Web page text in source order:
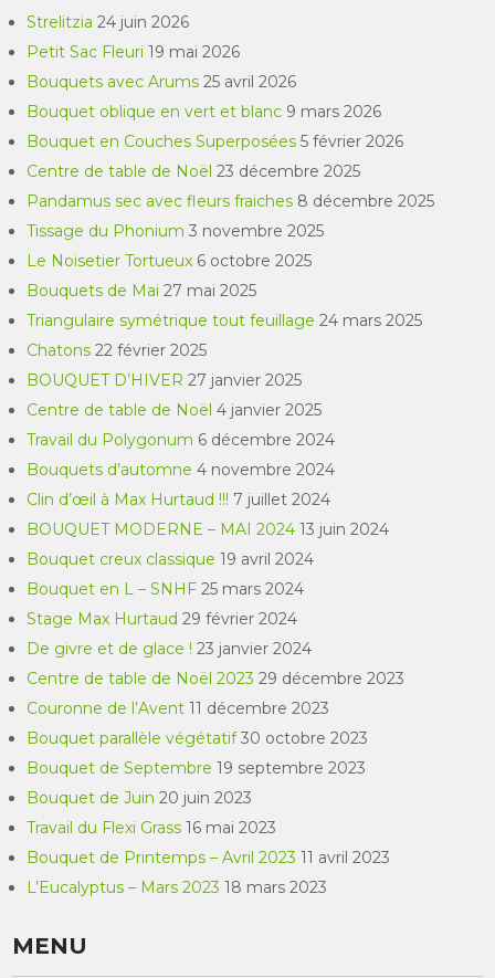
Strelitzia 24 juin 2026
Petit Sac Fleuri 19 mai 2026
Bouquets avec Arums 25 avril 2026
Bouquet oblique en vert et blanc 9 mars 2026
Bouquet en Couches Superposées 5 février 2026
Centre de table de Noël 23 décembre 2025
Pandamus sec avec fleurs fraiches 8 décembre 2025
Tissage du Phonium 3 novembre 2025
Le Noisetier Tortueux 6 octobre 2025
Bouquets de Mai 27 mai 2025
Triangulaire symétrique tout feuillage 24 mars 2025
Chatons 22 février 2025
BOUQUET D’HIVER 27 janvier 2025
Centre de table de Noël 4 janvier 2025
Travail du Polygonum 6 décembre 2024
Bouquets d’automne 4 novembre 2024
Clin d’œil à Max Hurtaud !!! 7 juillet 2024
BOUQUET MODERNE – MAI 2024 13 juin 2024
Bouquet creux classique 19 avril 2024
Bouquet en L – SNHF 25 mars 2024
Stage Max Hurtaud 29 février 2024
De givre et de glace ! 23 janvier 2024
Centre de table de Noël 2023 29 décembre 2023
Couronne de l’Avent 11 décembre 2023
Bouquet parallèle végétatif 30 octobre 2023
Bouquet de Septembre 19 septembre 2023
Bouquet de Juin 20 juin 2023
Travail du Flexi Grass 16 mai 2023
Bouquet de Printemps – Avril 2023 11 avril 2023
L’Eucalyptus – Mars 2023 18 mars 2023
MENU